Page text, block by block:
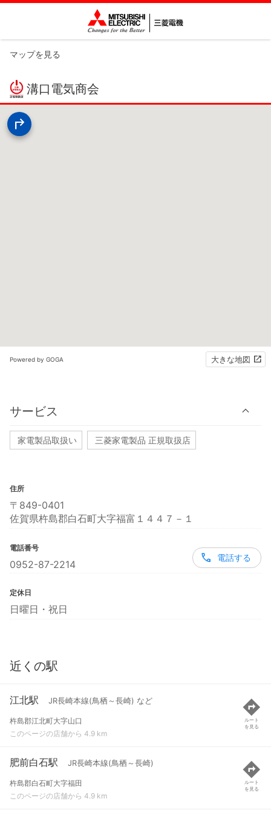
マップを見る
溝口電気商会
Powered by GOGA 大きな地図
サービス
家電製品取扱い 三菱家電製品 正規取扱店
住所
〒849-0401
佐賀県杵島郡白石町大字福富１４４７－１
電話番号
0952-87-2214
電話する
定休日
日曜日・祝日
近くの駅
江北駅 JR長崎本線(鳥栖～長崎) など
杵島郡江北町大字山口
このページの店舗から 4.9 km
ルート
を見る
肥前白石駅 JR長崎本線(鳥栖～長崎)
杵島郡白石町大字福田
このページの店舗から 4.9 km
ルート
を見る